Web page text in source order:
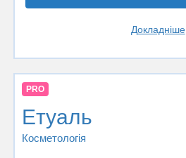
Докладніше
PRO
Етуаль
Косметологія